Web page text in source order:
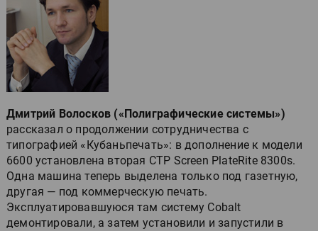
Дмитрий Волосков («Полиграфические системы»)
рассказал о продолжении сотрудничества с
типографией «Кубаньпечать»: в дополнение к модели
6600 установлена вторая СТР Screen PlateRite 8300s.
Одна машина теперь выделена только под газетную,
другая — под коммерческую печать.
Эксплуатировавшуюся там систему Cobalt
демонтировали, а затем установили и запустили в